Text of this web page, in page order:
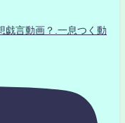
言動画？.一息つく動